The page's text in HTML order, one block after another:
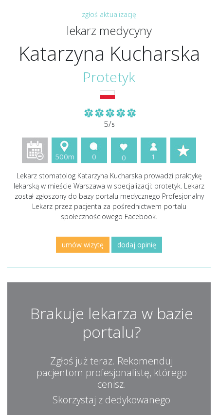
zgłoś aktualizację
lekarz medycyny
Katarzyna Kucharska
Protetyk
5/5
500m 0 0 1
Lekarz stomatolog Katarzyna Kucharska prowadzi praktykę
lekarską w mieście Warszawa w specjalizacji: protetyk. Lekarz
został zgłoszony do bazy portalu medycznego Profesjonalny
Lekarz przez pacjenta za pośrednictwem portalu
społecznościowego Facebook.
umów wizytę dodaj opinię
Brakuje lekarza w bazie
portalu?
Zgłoś już teraz. Rekomenduj
pacjentom profesjonalistę, którego
cenisz.
Skorzystaj z dedykowanego